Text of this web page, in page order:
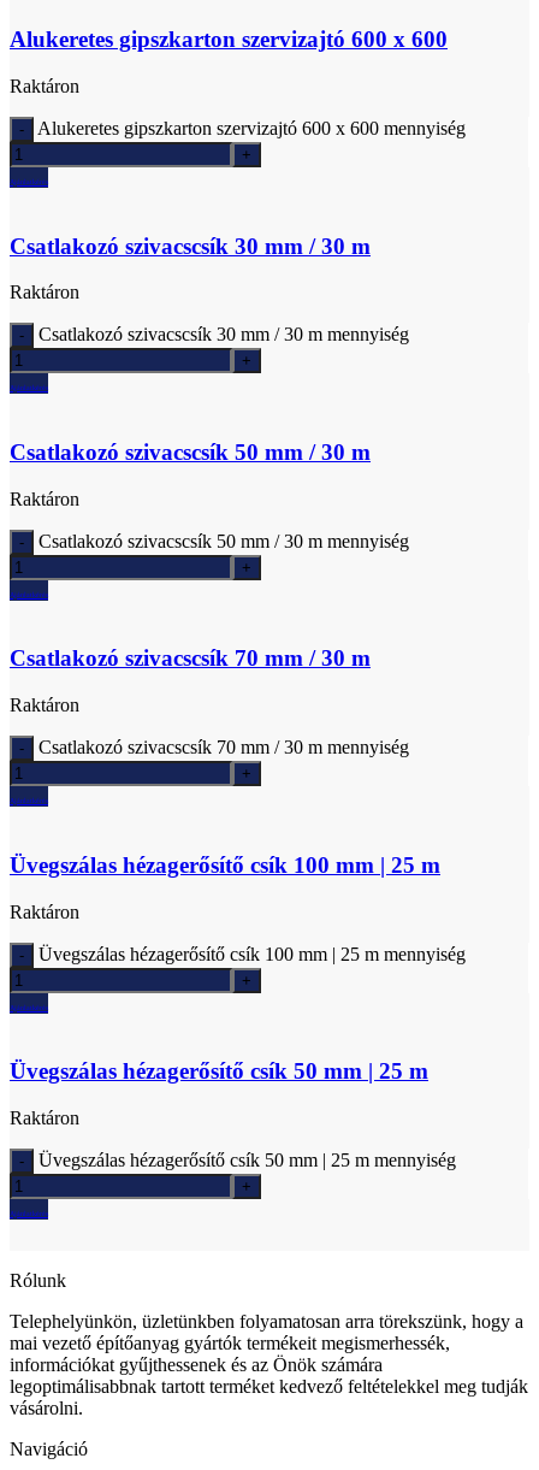
Alukeretes gipszkarton szervizajtó 600 x 600
Raktáron
Alukeretes gipszkarton szervizajtó 600 x 600 mennyiség
Ajánlatkérés
Csatlakozó szivacscsík 30 mm / 30 m
Raktáron
Csatlakozó szivacscsík 30 mm / 30 m mennyiség
Ajánlatkérés
Csatlakozó szivacscsík 50 mm / 30 m
Raktáron
Csatlakozó szivacscsík 50 mm / 30 m mennyiség
Ajánlatkérés
Csatlakozó szivacscsík 70 mm / 30 m
Raktáron
Csatlakozó szivacscsík 70 mm / 30 m mennyiség
Ajánlatkérés
Üvegszálas hézagerősítő csík 100 mm | 25 m
Raktáron
Üvegszálas hézagerősítő csík 100 mm | 25 m mennyiség
Ajánlatkérés
Üvegszálas hézagerősítő csík 50 mm | 25 m
Raktáron
Üvegszálas hézagerősítő csík 50 mm | 25 m mennyiség
Ajánlatkérés
Rólunk
Telephelyünkön, üzletünkben folyamatosan arra törekszünk, hogy a
mai vezető építőanyag gyártók termékeit megismerhessék,
információkat gyűjthessenek és az Önök számára
legoptimálisabbnak tartott terméket kedvező feltételekkel meg tudják
vásárolni.
Navigáció